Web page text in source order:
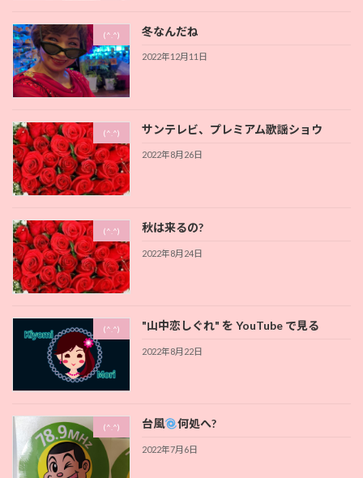
(^.^) 冬なんだね
2022年12月11日
(^.^) サンテレビ、プレミアム歌謡ショウ
2022年8月26日
(^.^) 秋は来るの?
2022年8月24日
(^.^) "山中恋しぐれ" を YouTube で見る
2022年8月22日
(^.^) 台風 何処へ?
2022年7月6日